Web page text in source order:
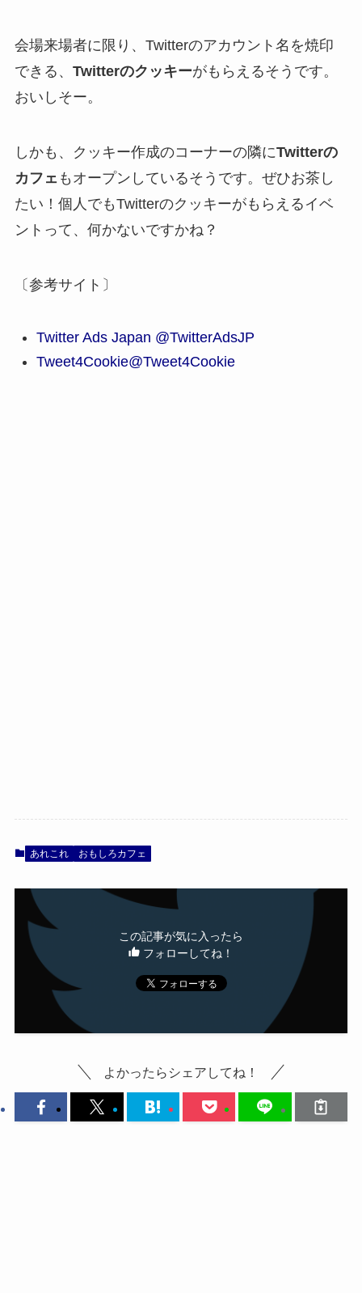
会場来場者に限り、Twitterのアカウント名を焼印
できる、 Twitterのクッキーがもらえるそうです。
おいしそー。
しかも、クッキー作成のコーナーの隣にTwitterの
カフェ もオープンしているそうです。ぜひお茶し
たい！個人でもTwitterのクッキーがもらえるイベ
ントって、何かないですかね？
〔参考サイト〕
Twitter Ads Japan @TwitterAdsJP
Tweet4Cookie@Tweet4Cookie
あれこれ おもしろカフェ
この記事が気に入ったら
フォローしてね！
よかったらシェアしてね！